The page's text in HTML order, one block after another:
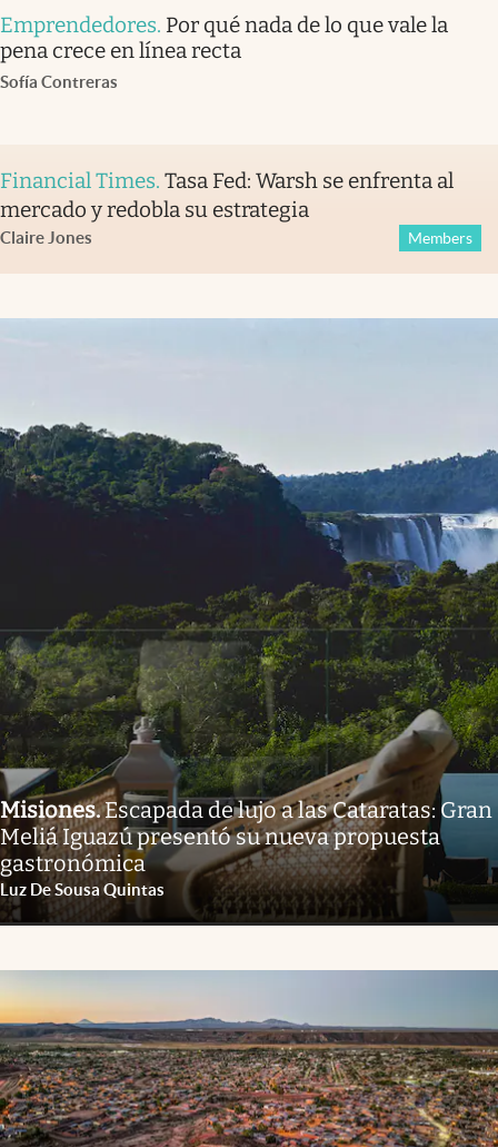
Emprendedores. Por qué nada de lo que vale la
pena crece en línea recta
Sofía Contreras
Financial Times. Tasa Fed: Warsh se enfrenta al
mercado y redobla su estrategia
Claire Jones Members
Misiones.Escapada de lujo a las Cataratas: Gran
Meliá Iguazú presentó su nueva propuesta
gastronómica
Luz De Sousa Quintas